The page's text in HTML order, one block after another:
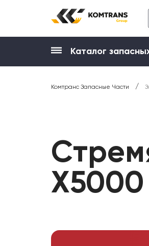
Каталог
Комтранс Запасные Части /
X5000